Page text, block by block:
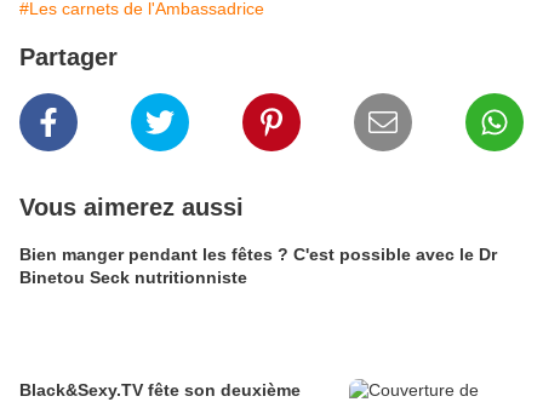
#Les carnets de l'Ambassadrice
Partager
Vous aimerez aussi
Bien manger pendant les fêtes ? C'est possible avec le Dr
Binetou Seck nutritionniste
Black&Sexy.TV fête son deuxième